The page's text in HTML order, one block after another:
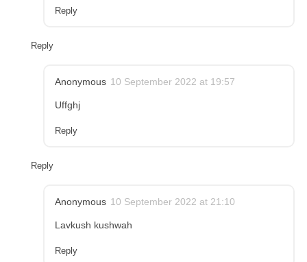
Reply
Reply
Anonymous 10 September 2022 at 19:57
Uffghj
Reply
Reply
Anonymous 10 September 2022 at 21:10
Lavkush kushwah
Reply